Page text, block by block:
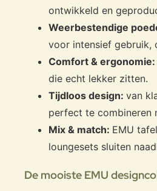
ontwikkeld en
Weerbestendige
voor intensief gebruik,
Comfort & ergonomie:
die echt lekker zitten.
Tijdloos design: van
perfect te combineren
Mix & match: EMU
loungesets sluiten
De mooiste EMU